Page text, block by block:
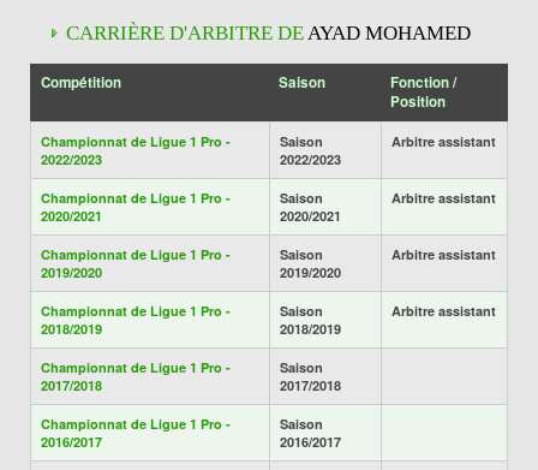
CARRIÈRE D'ARBITRE DEAYAD MOHAMED
Compétition Saison
Fonction /
Position
Championnat de Ligue 1 Pro -
2022/2023
Saison
2022/2023
Arbitre assistant
Championnat de Ligue 1 Pro -
2020/2021
Saison
2020/2021
Arbitre assistant
Championnat de Ligue 1 Pro -
2019/2020
Saison
2019/2020
Arbitre assistant
Championnat de Ligue 1 Pro -
2018/2019
Saison
2018/2019
Arbitre assistant
Championnat de Ligue 1 Pro -
2017/2018
Saison
2017/2018
Championnat de Ligue 1 Pro -
2016/2017
Saison
2016/2017